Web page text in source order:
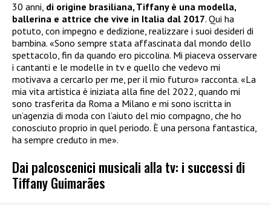
30 anni, di origine brasiliana, Tiffany è una modella,
ballerina e attrice che vive in Italia dal 2017. Qui ha
potuto, con impegno e dedizione, realizzare i suoi desideri di
bambina. «Sono sempre stata affascinata dal mondo dello
spettacolo, fin da quando ero piccolina. Mi piaceva osservare
i cantanti e le modelle in tv e quello che vedevo mi
motivava a cercarlo per me, per il mio futuro» racconta. «La
mia vita artistica è iniziata alla fine del 2022, quando mi
sono trasferita da Roma a Milano e mi sono iscritta in
un’agenzia di moda con l’aiuto del mio compagno, che ho
conosciuto proprio in quel periodo. È una persona fantastica,
ha sempre creduto in me».
Dai palcoscenici musicali alla tv: i successi di
Tiffany Guimarães